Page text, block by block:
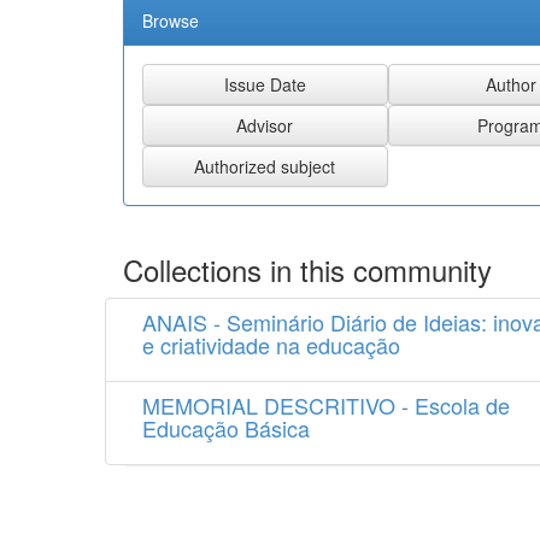
Browse
Collections in this community
ANAIS - Seminário Diário de Ideias:
e criatividade na educação
MEMORIAL DESCRITIVO - Escola de
Educação Básica